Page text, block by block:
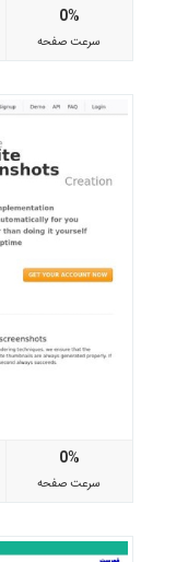
0%
سرعت صفحه
0%
سرعت صفحه